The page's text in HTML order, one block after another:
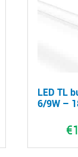
LED TL
6/9W –
€